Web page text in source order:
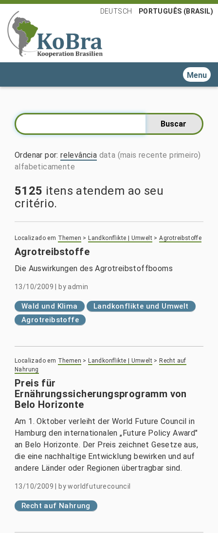
DEUTSCH PORTUGUÊS (BRASIL)
Toggle
Ordenar por:relevância data (mais recente primeiro)
alfabeticamente
5125 itens atendem ao seu
critério.
Localizado em Themen > Landkonflikte | Umwelt >Agrotreibstoffe
Agrotreibstoffe
Die Auswirkungen des Agrotreibstoffbooms
13/10/2009 byadmin
Wald und Klima
Landkonflikte und Umwelt
Agrotreibstoffe
Localizado em Themen > Landkonflikte | Umwelt > Recht auf
Nahrung
Preis für
Ernährungssicherungsprogramm von
Belo Horizonte
Am 1. Oktober verleiht der World Future Council in
Hamburg den internationalen „Future Policy Award"
an Belo Horizonte. Der Preis zeichnet Gesetze aus,
die eine nachhaltige Entwicklung bewirken und auf
andere Länder oder Regionen übertragbar sind.
13/10/2009 byworldfuturecouncil
Recht auf Nahrung